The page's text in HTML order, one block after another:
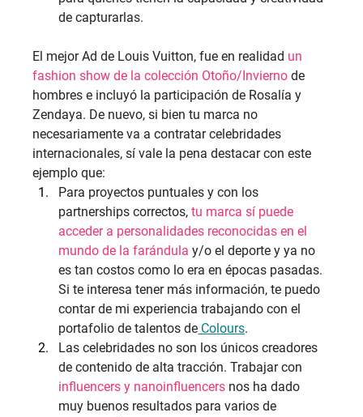
de capturarlas.
El mejor Ad de Louis Vuitton, fue en realidad un
fashion show de la colección Otoño/Invierno de
hombres e incluyó la participación de Rosalía y
Zendaya. De nuevo, si bien tu marca no
necesariamente va a contratar celebridades
internacionales, sí vale la pena destacar con este
ejemplo que:
Para proyectos puntuales y con los
partnerships correctos, tu marca sí puede
acceder a personalidades reconocidas en el
mundo de la farándula y/o el deporte y ya no
es tan costos como lo era en épocas pasadas.
Si te interesa tener más información, te puedo
contar de mi experiencia trabajando con el
portafolio de talentos de Colours.
Las celebridades no son los únicos creadores
de contenido de alta tracción. Trabajar con
influencers y nanoinfluencers nos ha dado
muy buenos resultados para varios de